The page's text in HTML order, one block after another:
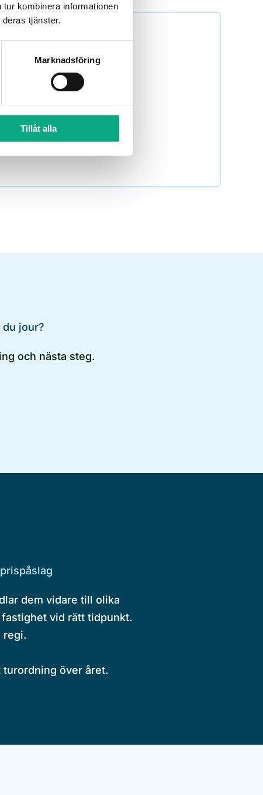
kombinera informationen
tjänster.
Marknadsföring
Tillåt alla
720 så bokar Spolarna
jour?
och nästa steg.
dem vidare till olika
vid rätt tidpunkt.
regi.
turordning över året.